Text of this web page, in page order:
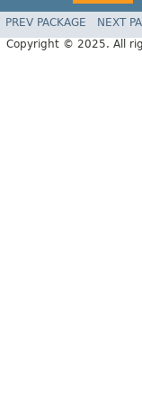
PREV PACKAGE NEXT
Copyright © 2025. All